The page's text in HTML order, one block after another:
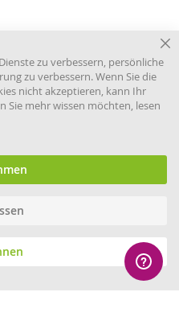
Register
rights reserved.
zu verbessern, persönliche
zu verbessern. Wenn Sie die
nicht akzeptieren, kann Ihr
Sie mehr wissen möchten, lesen